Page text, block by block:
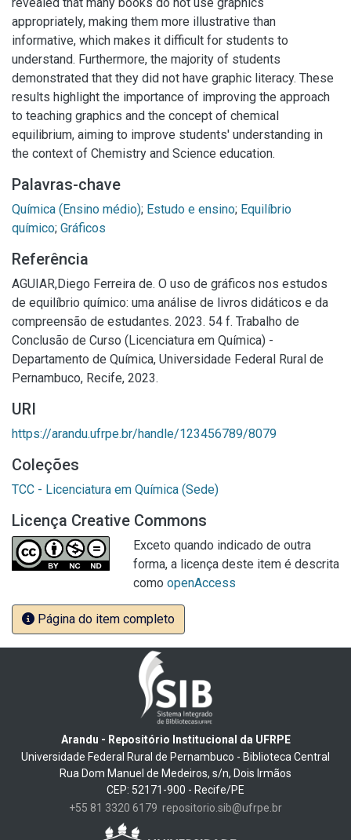
appropriately, making them more illustrative than
informative, which makes it difficult for students to
understand. Furthermore, the majority of students
demonstrated that they did not have graphic literacy. These
results highlight the importance of improving the approach
to teaching graphics and the concept of chemical
equilibrium, aiming to improve students' understanding in
the context of Chemistry and Science education.
Palavras-chave
Química (Ensino médio); Estudo e ensino; Equilíbrio
químico; Gráficos
Referência
AGUIAR,Diego Ferreira de. O uso de gráficos nos estudos
de equilíbrio químico: uma análise de livros didáticos e da
compreensão de estudantes. 2023. 54 f. Trabalho de
Conclusão de Curso (Licenciatura em Química) -
Departamento de Química, Universidade Federal Rural de
Pernambuco, Recife, 2023.
URI
https://arandu.ufrpe.br/handle/123456789/8079
Coleções
TCC - Licenciatura em Química (Sede)
Licença Creative Commons
Exceto quando indicado de outra
forma, a licença deste item é descrita
como openAccess
Página do item completo
Arandu - Repositório Institucional da UFRPE
Universidade Federal Rural de Pernambuco - Biblioteca Central
Rua Dom Manuel de Medeiros, s/n, Dois Irmãos
CEP: 52171-900 - Recife/PE
+55 81 3320 6179 repositorio.sib@ufrpe.br